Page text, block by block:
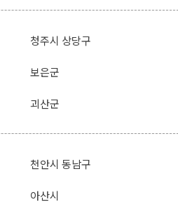
청주시 상당구
보은군
괴산군
천안시 동남구
아산시